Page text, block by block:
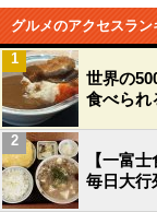
グルメのアクセスラン
世界の
食べられ
1
【一富
毎日大行
2